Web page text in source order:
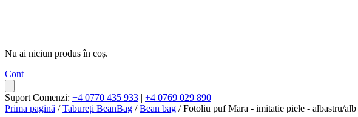
Nu ai niciun produs în coș.
Cont
Suport Comenzi: +4 0770 435 933 | +4 0769 029 890
Prima pagină /Tabureți BeanBag /Bean bag / Fotoliu puf Mara - imitatie piele - albastru/alb